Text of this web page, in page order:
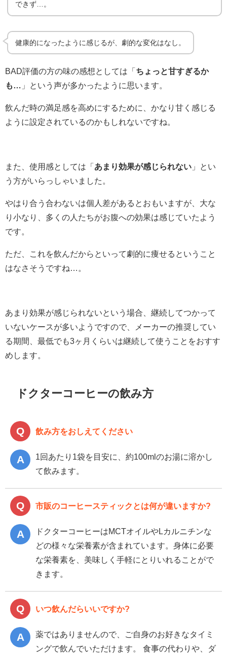
できず…。
健康的になったように感じるが、劇的な変化はなし。
BAD評価の方の味の感想としては「 ちょっと甘すぎるか
も… 」という声が多かったように思います。
飲んだ時の満足感を高めにするために、かなり甘く感じる
ように設定されているのかもしれないですね。
また、使用感としては「 あまり効果が感じられない 」とい
う方がいらっしゃいました。
やはり合う合わないは個人差があるとおもいますが、大な
り小なり、多くの人たちがお腹への効果は感じていたよう
です。
ただ、これを飲んだからといって劇的に痩せるということ
はなさそうですね…。
あまり効果が感じられないという場合、継続してつかって
いないケースが多いようですので、
メーカーの推奨してい
る期間、最低でも3ヶ月くらいは継続して使うことをおすす
めします。
ドクターコーヒーの飲み方
飲み方をおしえてください
1回あたり1袋を目安に、約100mlのお湯に溶かし
て飲みます。
市販のコーヒースティックとは何が違いますか?
ドクターコーヒーはMCTオイルやLカルニチンな
どの様々な栄養素が含まれています。身体に必要
な栄養素を、美味しく手軽にとりいれることがで
きます。
いつ飲んだらいいですか?
薬ではありませんので、ご自身のお好きなタイミ
ングで飲んでいただけます。 食事の代わりや、ダ